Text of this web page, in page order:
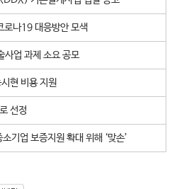
로나19 대응방안 모색
업 과제 소요 공모
현 비용 지원
선정
기업 보증지원 확대 위해 ‘맞손’